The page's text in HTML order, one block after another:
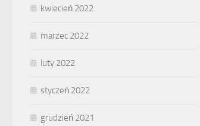
kwiecień 2022
marzec 2022
luty 2022
styczeń 2022
grudzień 2021